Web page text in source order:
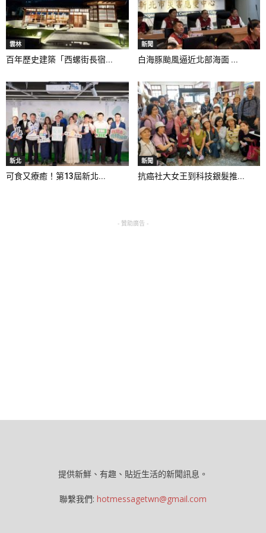
雲林
百年歷史建築「西螺街長宿...
新聞
白海豚颱風逼近北部海面 ...
新北
可食又療癒！第13屆新北...
新聞
抗癌社大女王到科技銀髮推...
- 贊助廣告 -
提供新鮮、有趣、貼近生活的新聞訊息。
聯繫我們: hotmessagetwn@gmail.com